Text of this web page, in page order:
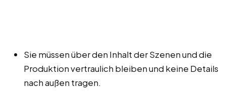
Sie müssen über den Inhalt der Szenen und die
Produktion vertraulich bleiben und keine Details
nach außen tragen.